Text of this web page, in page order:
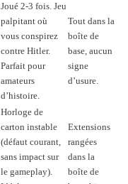
Joué 2-3 fois. Jeu
palpitant où
vous conspirez
contre Hitler.
Parfait pour
amateurs
d’histoire.
Tout dans la
boîte de
base, aucun
signe
d’usure.
Horloge de
carton instable
(défaut courant,
sans impact sur
le gameplay).
Extensions
rangées
dans la
boîte de